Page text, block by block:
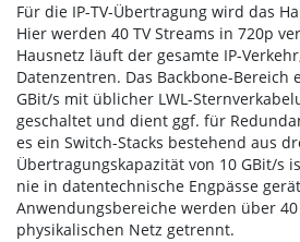
Für die IP-TV-Übertragung wird das
Hier werden 40 TV Streams in 720p
Hausnetz läuft der gesamte IP-
Datenzentren. Das Backbone-Bereich
GBit/s mit üblicher LWL-
geschaltet und dient ggf. für
es ein Switch-Stacks bestehend aus
Übertragungskapazität von 10 GBit/s
nie in datentechnische Engpässe
Anwendungsbereiche werden über 40
physikalischen Netz getrennt.